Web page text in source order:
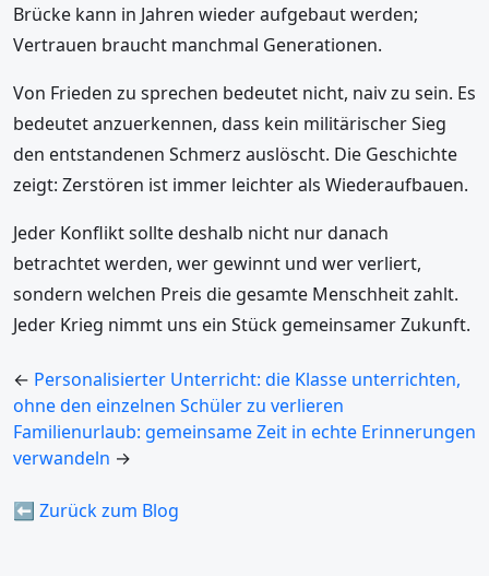
Brücke kann in Jahren wieder aufgebaut werden;
Vertrauen braucht manchmal Generationen.
Von Frieden zu sprechen bedeutet nicht, naiv zu sein. Es
bedeutet anzuerkennen, dass kein militärischer Sieg
den entstandenen Schmerz auslöscht. Die Geschichte
zeigt: Zerstören ist immer leichter als Wiederaufbauen.
Jeder Konflikt sollte deshalb nicht nur danach
betrachtet werden, wer gewinnt und wer verliert,
sondern welchen Preis die gesamte Menschheit zahlt.
Jeder Krieg nimmt uns ein Stück gemeinsamer Zukunft.
← Personalisierter Unterricht: die Klasse unterrichten,
ohne den einzelnen Schüler zu verlieren
Familienurlaub: gemeinsame Zeit in echte Erinnerungen
verwandeln →
⬅ Zurück zum Blog